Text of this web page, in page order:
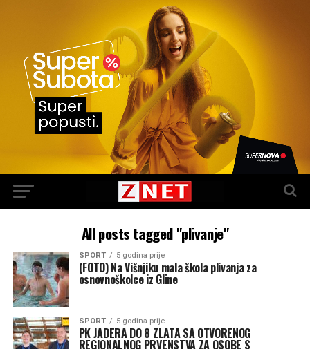
All posts tagged "plivanje"
SPORT 5 godina prije
(FOTO) Na Višnjiku mala škola plivanja za
osnovnoškolce iz Gline
SPORT 5 godina prije
PK JADERA DO 8 ZLATA SA OTVORENOG
REGIONALNOG PRVENSTVA ZA OSOBE S